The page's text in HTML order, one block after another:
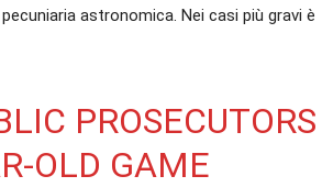
astronomica. Nei casi più gravi è
PROSECUTORS
OLD GAME